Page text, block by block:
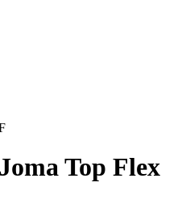
Top Flex